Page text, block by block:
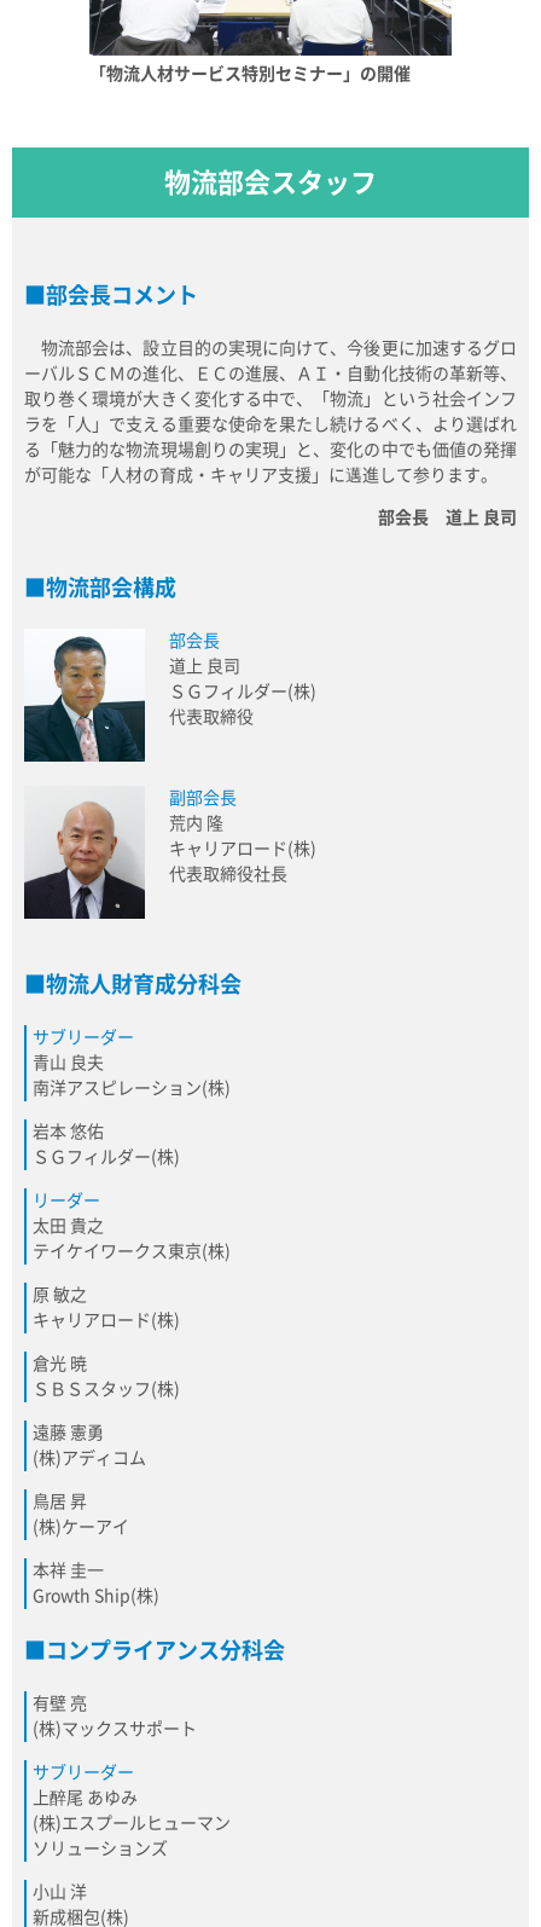
「物流人材サービス特別セミナー」の開催
物流部会スタッフ
部会長コメント
物流部会は、設立目的の実現に向けて、今後更に加速するグロ
ーバルＳＣＭの進化、ＥＣの進展、ＡＩ・自動化技術の革新等、
取り巻く環境が大きく変化する中で、「物流」という社会インフ
ラを「人」で支える重要な使命を果たし続けるべく、より選ばれ
る「魅力的な物流現場創りの実現」と、変化の中でも価値の発揮
が可能な「人材の育成・キャリア支援」に邁進して参ります。
部会長 道上 良司
物流部会構成
部会長
道上 良司
ＳＧフィルダー(株)
代表取締役
副部会長
荒内 隆
キャリアロード(株)
代表取締役社長
物流人財育成分科会
サブリーダー
青山 良夫
南洋アスピレーション(株)
岩本 悠佑
ＳＧフィルダー(株)
リーダー
太田 貴之
テイケイワークス東京(株)
原 敏之
キャリアロード(株)
倉光 暁
ＳＢＳスタッフ(株)
遠藤 憲勇
(株)アディコム
鳥居 昇
(株)ケーアイ
本祥 圭一
Growth Ship(株)
コンプライアンス分科会
有壁 亮
(株)マックスサポート
サブリーダー
上醉尾 あゆみ
(株)エスプールヒューマン
ソリューションズ
小山 洋
新成梱包(株)